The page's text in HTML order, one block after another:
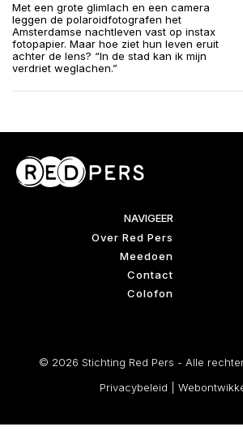
Met een grote glimlach en een camera
leggen de polaroidfotografen het
Amsterdamse nachtleven vast op instax
fotopapier. Maar hoe ziet hun leven eruit
achter de lens? “In de stad kan ik mijn
verdriet weglachen.”
NAVIGEER
Over Red Pers
Meedoen
Contact
Colofon
© 2026 Stichting Red Pers - Alle
Privacybeleid